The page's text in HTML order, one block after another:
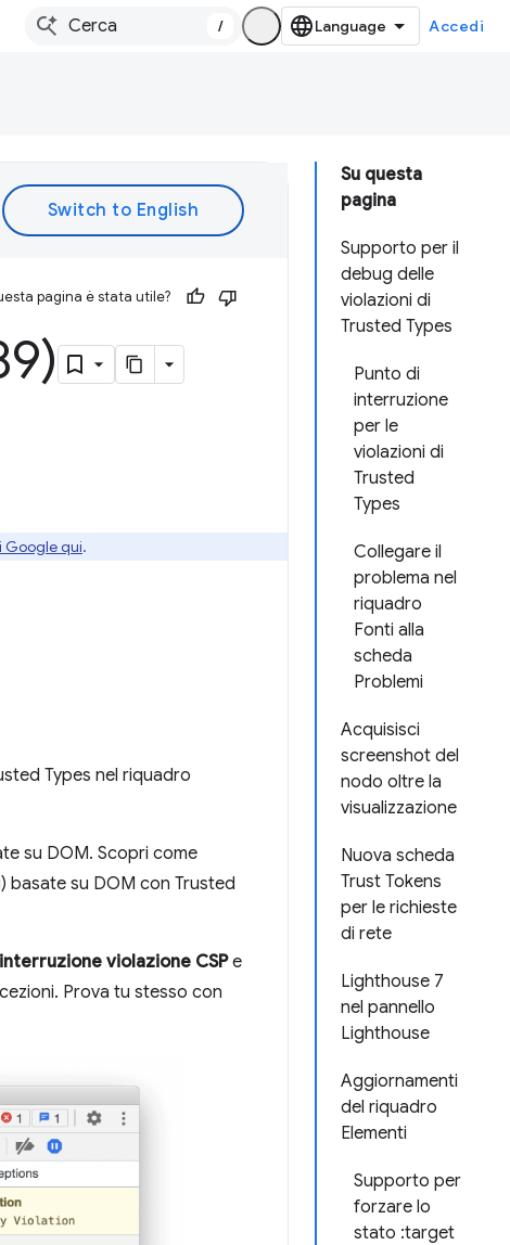
/ Accedi
Su questa
pagina
Supporto per il
debug delle
violazioni di
Trusted Types
Punto di
interruzione
per le
violazioni di
Trusted
Types
Collegare il
problema nel
riquadro
Fonti alla
scheda
Problemi
Acquisisci
screenshot del
nodo oltre la
visualizzazione
Nuova scheda
Trust Tokens
per le richieste
di rete
Lighthouse 7
nel pannello
Lighthouse
Aggiornamenti
del riquadro
Elementi
Supporto per
forzare lo
stato :target
pagina è stata utile?
Google qui.
Types nel riquadro
su DOM. Scopri come
basate su DOM con Trusted
violazione CSPe
Prova tu stesso con